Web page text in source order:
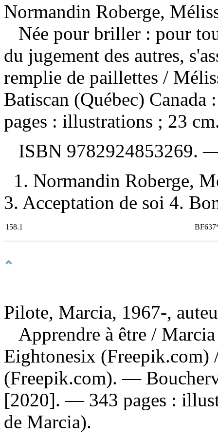
Normandin Roberge,
Née pour briller : pour
du jugement des autres,
remplie de paillettes /
Batiscan (Québec)
pages : illustrations ; 23
ISBN 9782924853269.
1. Normandin Roberge,
3. Acceptation de soi 4.
158.1
Pilote, Marcia, 1967-,
Apprendre à être /
Eightonesix (Freepik.com)
(Freepik.com). —
[2020]. — 343 pages :
de Marcia).